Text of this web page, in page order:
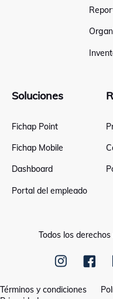
Soluciones
Fichap Point
Fichap Mobile
Dashboard
Portal del empleado
Todos los
Términos y condiciones